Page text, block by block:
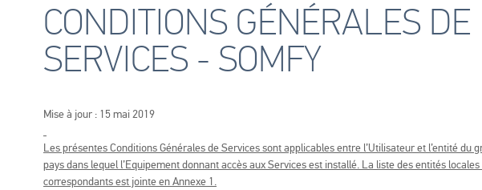
CONDITIONS GÉNÉRALES DE
SERVICES - SOMFY
Mise à jour : 15 mai 2019
Les présentes Conditions Générales de Services sont applicables entre l’Utilisateur et l’entité du
pays dans lequel l’Equipement donnant accès aux Services est installé. La liste des entités
correspondants est jointe en Annexe 1.